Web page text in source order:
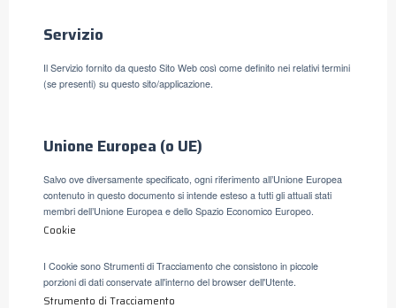
Servizio
Il Servizio fornito da questo Sito Web così come definito nei relativi termini
(se presenti) su questo sito/applicazione.
Unione Europea (o UE)
Salvo ove diversamente specificato, ogni riferimento all’Unione Europea
contenuto in questo documento si intende esteso a tutti gli attuali stati
membri dell’Unione Europea e dello Spazio Economico Europeo.
Cookie
I Cookie sono Strumenti di Tracciamento che consistono in piccole
porzioni di dati conservate all'interno del browser dell'Utente.
Strumento di Tracciamento